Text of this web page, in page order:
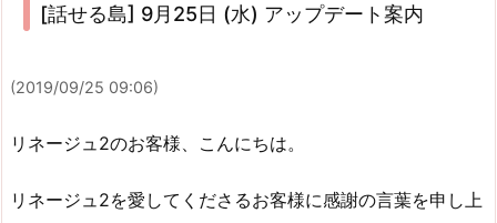
[話せる島] 9月25日 (水) アップデート案内
(2019/09/25 09:06)
リネージュ2のお客様、こんにちは。
リネージュ2を愛してくださるお客様に感謝の言葉を申し上